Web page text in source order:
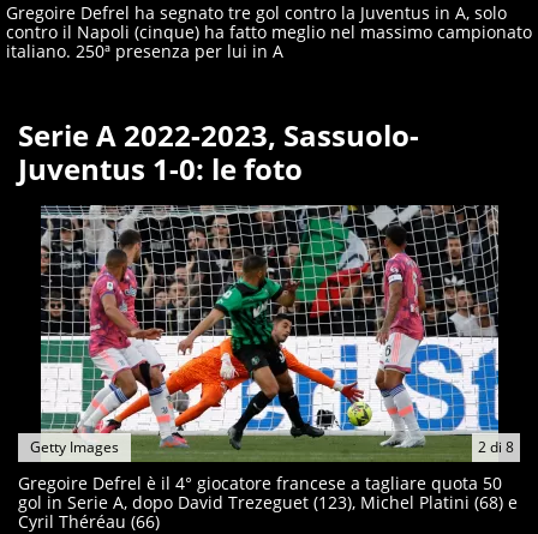
Gregoire Defrel ha segnato tre gol contro la Juventus in A, solo
contro il Napoli (cinque) ha fatto meglio nel massimo campionato
italiano. 250ª presenza per lui in A
Serie A 2022-2023, Sassuolo-
Juventus 1-0: le foto
2di 8
Getty Images
Gregoire Defrel è il 4° giocatore francese a tagliare quota 50
gol in Serie A, dopo David Trezeguet (123), Michel Platini (68) e
Cyril Théréau (66)